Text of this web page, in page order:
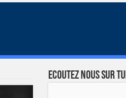
Ecoutez nous sur